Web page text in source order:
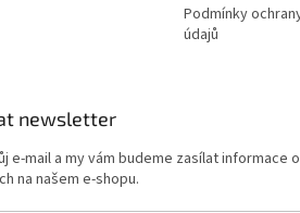
Podmínky
údajů
newsletter
e-mail a my vám budeme zasílat informace
na našem e-shopu.